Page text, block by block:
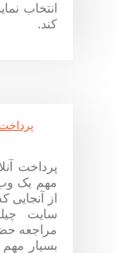
انتخاب
کند.
پرداخت
پرداخت
مهم یک وب
از آنجایی
سایت
مراجعه
بسیار مهم